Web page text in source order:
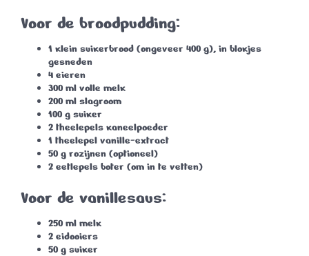
Voor de broodpudding:
1 klein suikerbrood (ongeveer 400 g), in blokjes
gesneden
4 eieren
300 ml volle melk
200 ml slagroom
100 g suiker
2 theelepels kaneelpoeder
1 theelepel vanille-extract
50 g rozijnen (optioneel)
2 eetlepels boter (om in te vetten)
Voor de vanillesaus:
250 ml melk
2 eidooiers
50 g suiker